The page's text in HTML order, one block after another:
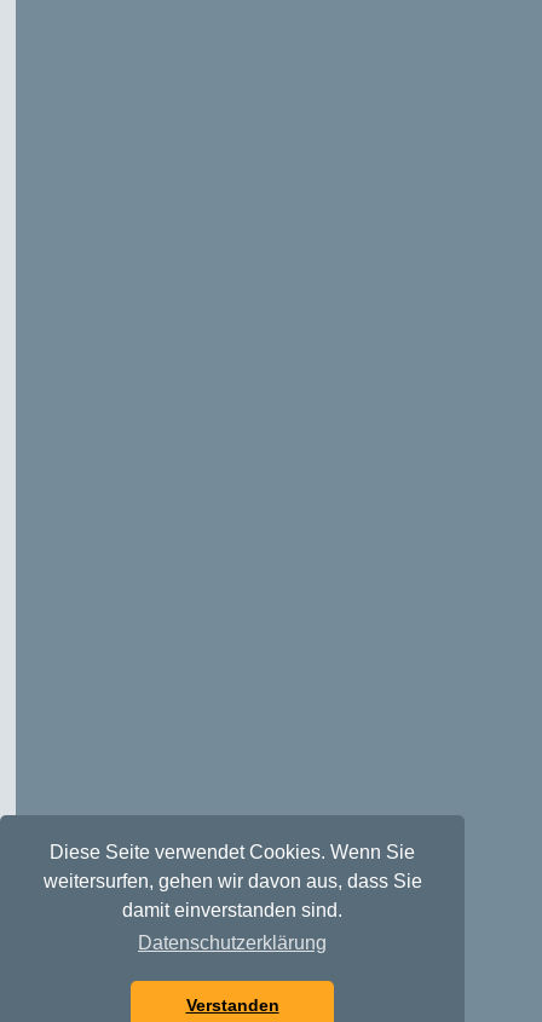
Diese Seite verwendet Cookies. Wenn Sie
weitersurfen, gehen wir davon aus, dass Sie
damit einverstanden sind.
Datenschutzerklärung
Verstanden